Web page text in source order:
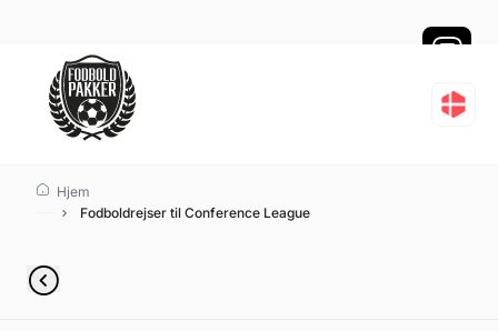
Fodboldrejser til
Hjem
Fodboldrejser til Conference League